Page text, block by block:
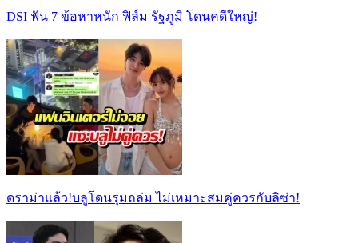
DSI ฟัน 7 ข้อหาหนัก ฟิล์ม รัฐภูมิ โดนคดีใหญ่!
ดราม่าแล้ว!บลูโดนรุมถล่ม ไม่เหมาะสมคู่ควรกับลิซ่า!